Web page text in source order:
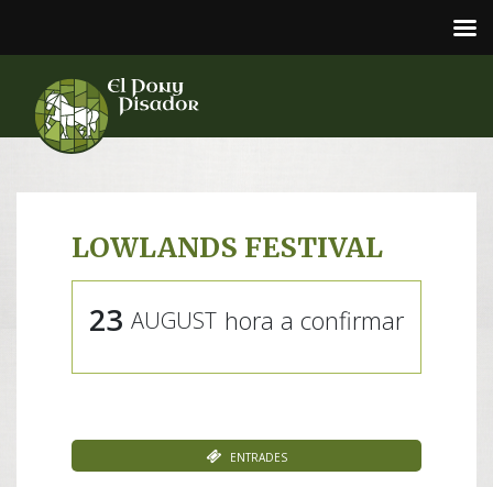
LOWLANDS FESTIVAL
23 AUGUST hora a confirmar
Entrades